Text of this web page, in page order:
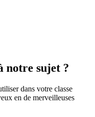
notre sujet ?
dans votre classe
en de merveilleuses